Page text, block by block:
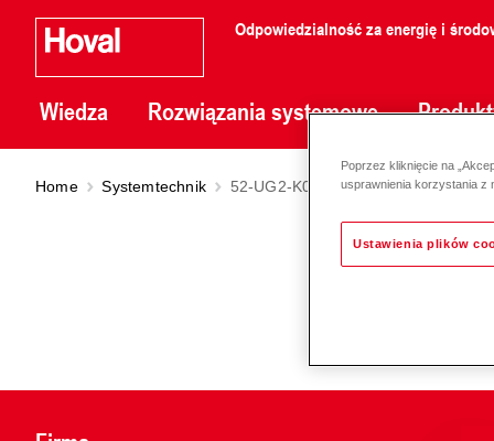
Odpowiedzialność za energię i
Wiedza Rozwiązania systemowe
Home Systemtechnik 52-UG2-K0046
Poprzez kliknięcie na
usprawnienia korzystania z
Ustawienia plików